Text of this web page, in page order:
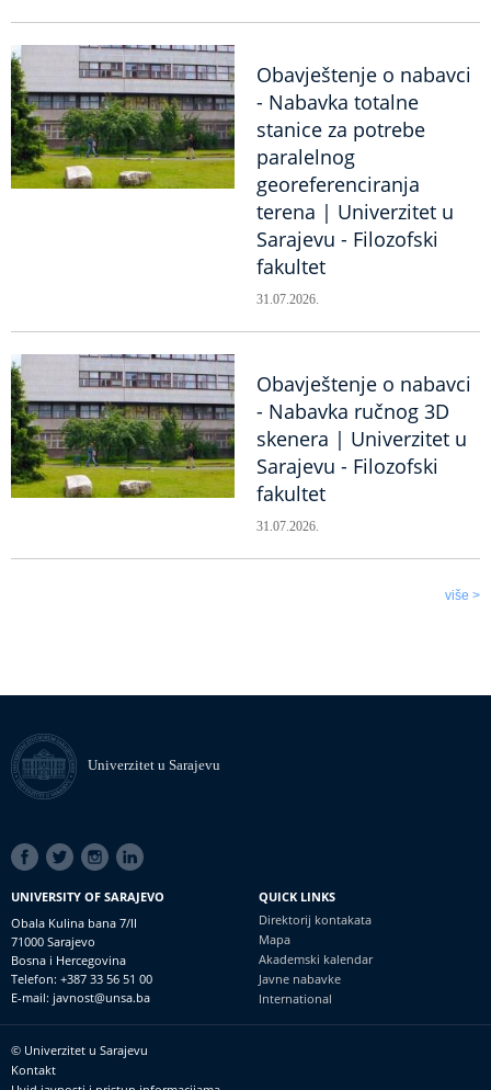
Obavještenje o nabavci
- Nabavka totalne
stanice za potrebe
paralelnog
georeferenciranja
terena | Univerzitet u
Sarajevu - Filozofski
fakultet
31.07.2026.
Obavještenje o nabavci
- Nabavka ručnog 3D
skenera | Univerzitet u
Sarajevu - Filozofski
fakultet
31.07.2026.
više >
Univerzitet u Sarajevu
SOCIAL
LINKS
UNIVERSITY OF SARAJEVO
Obala Kulina bana 7/II
71000 Sarajevo
Bosna i Hercegovina
Telefon: +387 33 56 51 00
E-mail: javnost@unsa.ba
QUICK LINKS
Direktorij kontakata
Mapa
Akademski kalendar
Javne nabavke
International
Footer
© Univerzitet u Sarajevu
Kontakt